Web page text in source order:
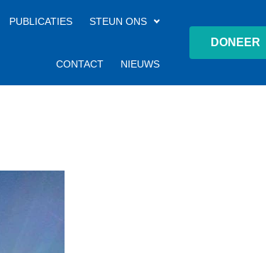
PUBLICATIES STEUN ONS
CONTACT NIEUWS
DONEER